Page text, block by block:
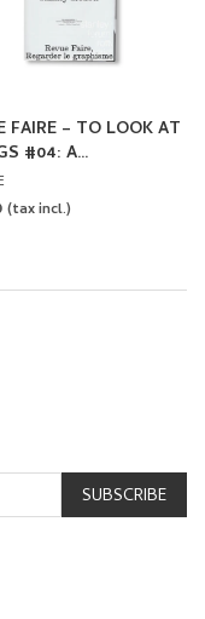
FAIRE – TO LOOK AT
#04: A
CARDS BY THE
(tax incl.)
SUBSCRIBE